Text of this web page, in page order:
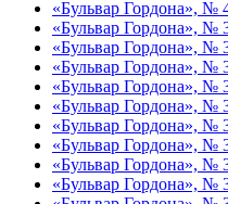
«Бульвар Гордона», №
«Бульвар Гордона», №
«Бульвар Гордона», №
«Бульвар Гордона», №
«Бульвар Гордона», №
«Бульвар Гордона», №
«Бульвар Гордона», №
«Бульвар Гордона», №
«Бульвар Гордона», №
«Бульвар Гордона», №